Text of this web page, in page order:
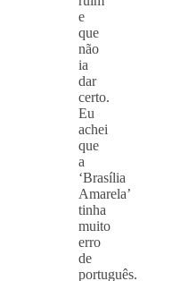
e
que
não
ia
dar
certo.
Eu
achei
que
a
‘Brasília
Amarela’
tinha
muito
erro
de
português.